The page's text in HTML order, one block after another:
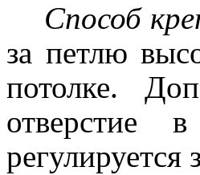
Способ
за петлю
потолке.
отверстие